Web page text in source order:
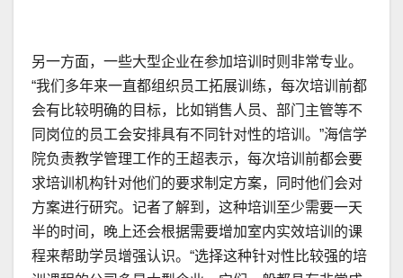
另一方面，一些大型企业在参加培训时则非常专业。
“我们多年来一直都组织员工拓展训练，每次培训前都
会有比较明确的目标，比如销售人员、部门主管等不
同岗位的员工会安排具有不同针对性的培训。”海信学
院负责教学管理工作的王超表示，每次培训前都会要
求培训机构针对他们的要求制定方案，同时他们会对
方案进行研究。记者了解到，这种培训至少需要一天
半的时间，晚上还会根据需要增加室内实效培训的课
程来帮助学员增强认识。“选择这种针对性比较强的培